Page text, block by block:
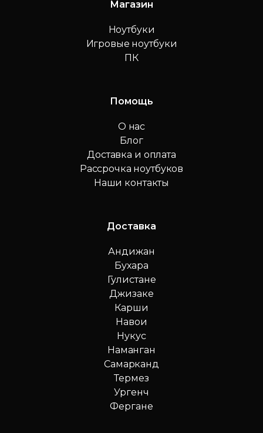
Магазин
Ноутбуки
Игровые ноутбуки
ПК
Помощь
О нас
Блог
Доставка и оплата
Рассрочка ноутбуков
Наши контакты
Доставка
Андижан
Бухара
Гулистане
Джизаке
Карши
Навои
Нукус
Наманган
Самарканд
Термез
Ургенч
Фергане